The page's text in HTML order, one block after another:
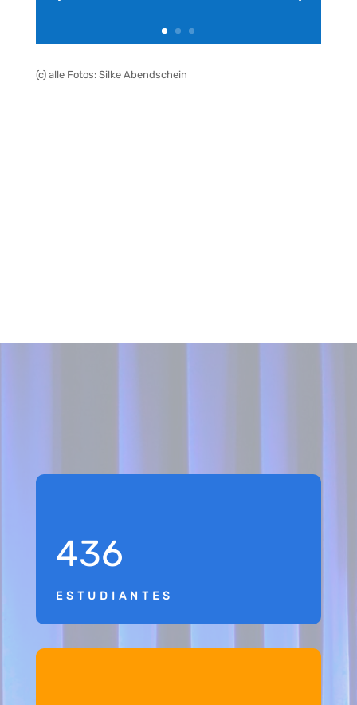
(c) alle Fotos: Silke Abendschein
436
ESTUDIANTES